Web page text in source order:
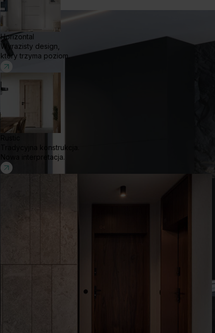
Horizontal
Wyrazisty design,
który trzyma poziom.
Tradycyjna konstrukcja.
Nowa interpretacja.